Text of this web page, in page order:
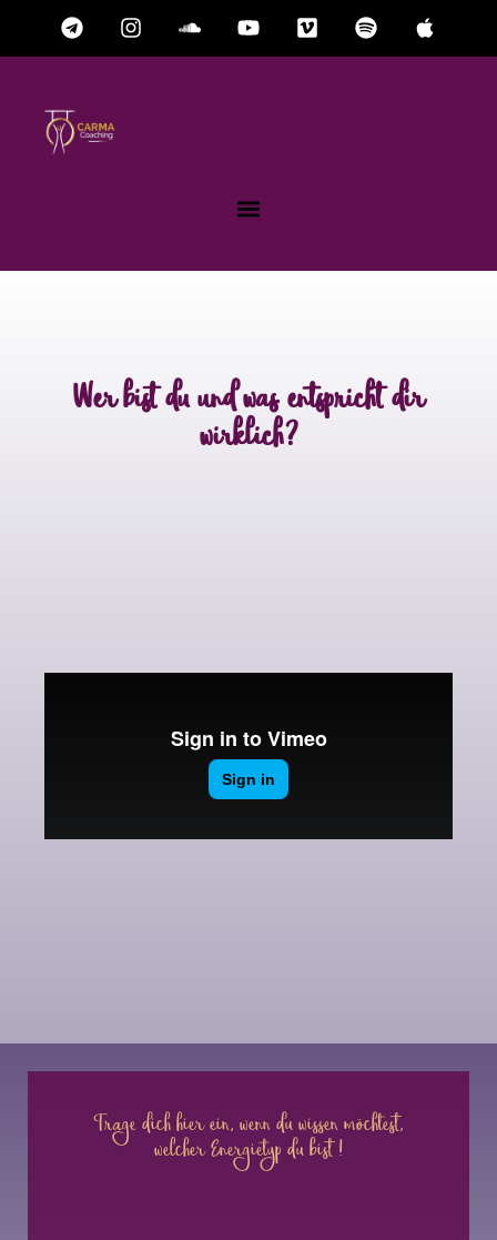
Wer bist du und was entspricht dir
wirklich?
Trage dich hier ein, wenn du wissen möchtest,
welcher Energietyp du bist !